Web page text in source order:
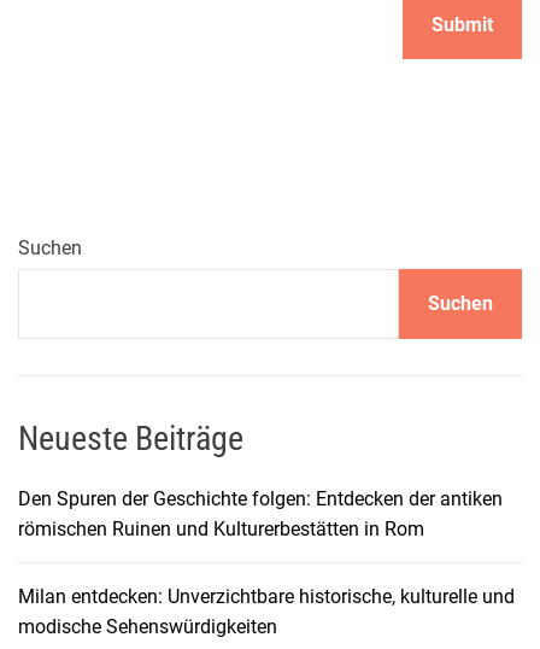
Suchen
Suchen
Neueste Beiträge
Den Spuren der Geschichte folgen: Entdecken der antiken
römischen Ruinen und Kulturerbestätten in Rom
Milan entdecken: Unverzichtbare historische, kulturelle und
modische Sehenswürdigkeiten